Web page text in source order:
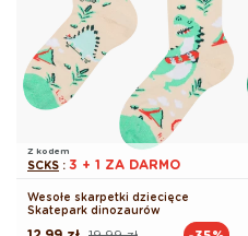
Z kodem
SCKS : 3 + 1 ZA DARMO
Wesołe skarpetki dziecięce
Skatepark dinozaurów